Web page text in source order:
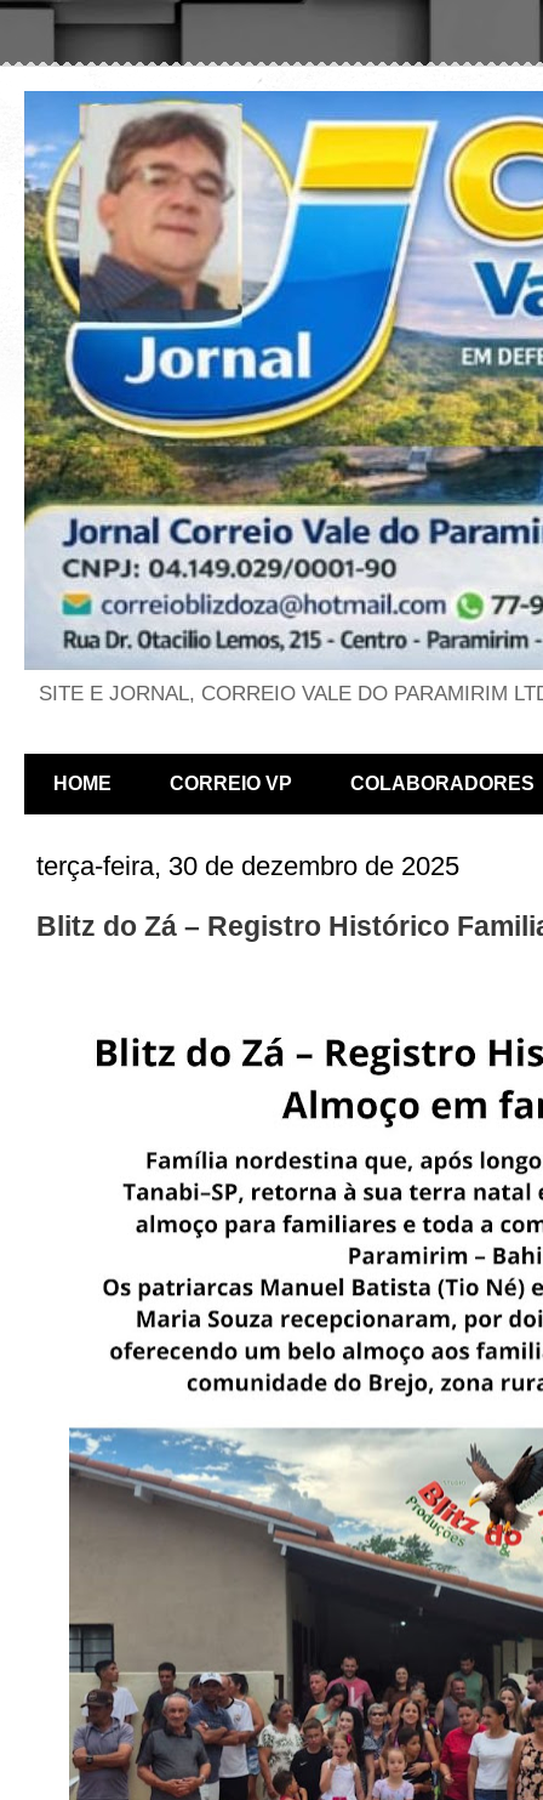
SITE E JORNAL, CORREIO VALE DO PARAMIRIM
HOME CORREIO VP COLABORADORES
terça-feira, 30 de dezembro de 2025
Blitz do Zá – Registro Histórico